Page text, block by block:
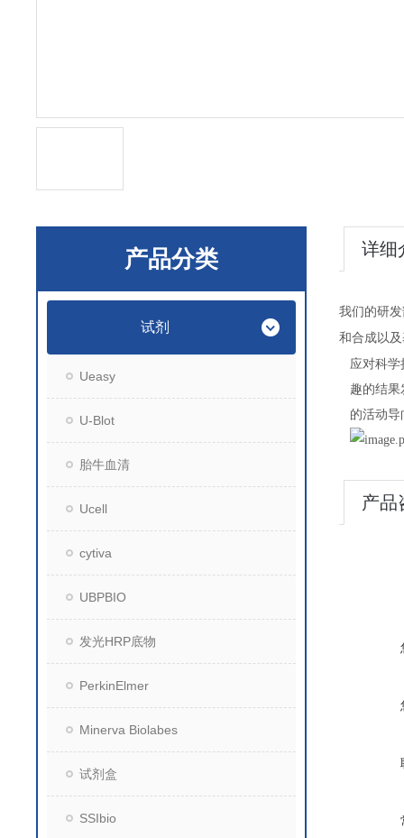
产品分类
试剂
Ueasy
U-Blot
胎牛血清
Ucell
cytiva
UBPBIO
发光HRP底物
PerkinElmer
Minerva Biolabes
试剂盒
SSIbio
详细
我们的研
和合成以
应对科
趣的结
的活动
产品